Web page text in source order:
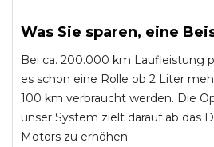
Was Sie sparen, eine
Bei ca. 200.000 km Laufleistung
es schon eine Rolle ob 2 Liter
100 km verbraucht werden. Die
unser System zielt darauf ab das
Motors zu erhöhen.